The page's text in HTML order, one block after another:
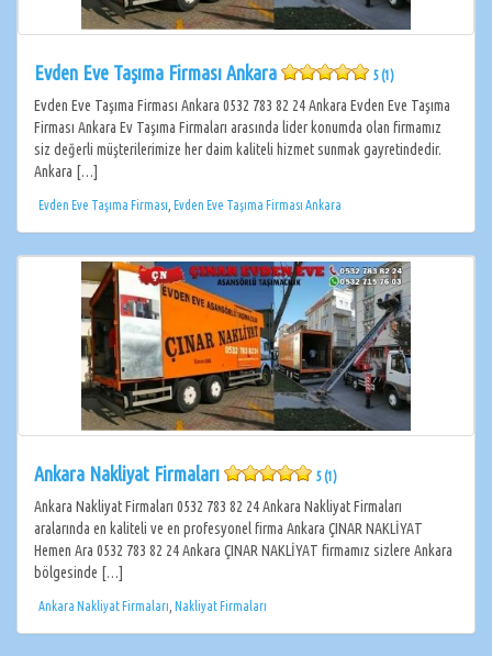
Evden Eve Taşıma Firması Ankara 5 (1)
Evden Eve Taşıma Firması Ankara 0532 783 82 24 Ankara Evden Eve Taşıma
Firması Ankara Ev Taşıma Firmaları arasında lider konumda olan firmamız
siz değerli müşterilerimize her daim kaliteli hizmet sunmak gayretindedir.
Ankara […]
Evden Eve Taşıma Firması Evden Eve Taşıma Firması Ankara
Ankara Nakliyat Firmaları 5 (1)
Ankara Nakliyat Firmaları 0532 783 82 24 Ankara Nakliyat Firmaları
aralarında en kaliteli ve en profesyonel firma Ankara ÇINAR NAKLİYAT
Hemen Ara 0532 783 82 24 Ankara ÇINAR NAKLİYAT firmamız sizlere Ankara
bölgesinde […]
Ankara Nakliyat Firmaları Nakliyat Firmaları